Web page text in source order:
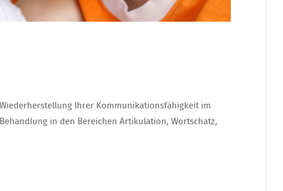
Ihrer Kommunikationsfähigkeit im
in den Bereichen Artikulation, Wortschatz,